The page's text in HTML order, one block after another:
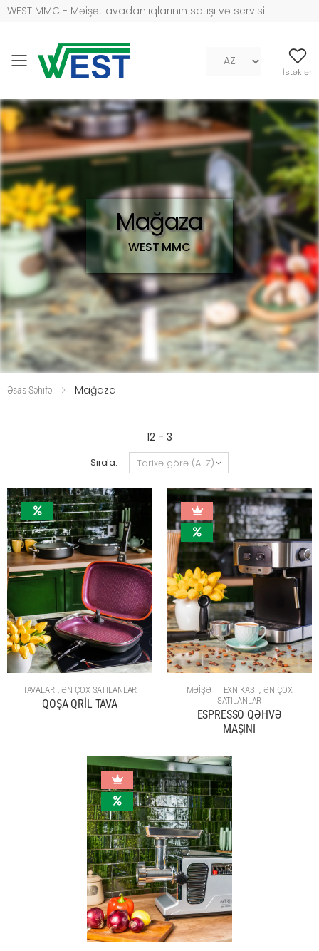
WEST MMC - Məişət avadanlıqlarının satışı və servisi.
Mob naviqasiya İstəklər
Mağaza
WEST MMC
Əsas Səhifə Mağaza
12 - 3
Sırala:
TAVALAR,ƏN ÇOX SATILANLAR
QOŞA QRİL TAVA
MƏİŞƏT TEXNİKASI ,ƏN ÇOX
SATILANLAR
ESPRESSO QƏHVƏ
MAŞINI